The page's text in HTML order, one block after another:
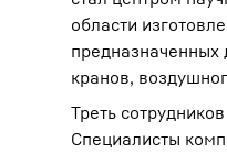
области
предназначенных
кранов,
Треть
Специалисты